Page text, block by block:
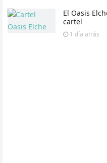
El Oasis
cartel
1 día atrás